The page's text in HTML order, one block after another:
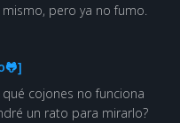
pero ya no fumo.
cojones no funciona
un rato para mirarlo?